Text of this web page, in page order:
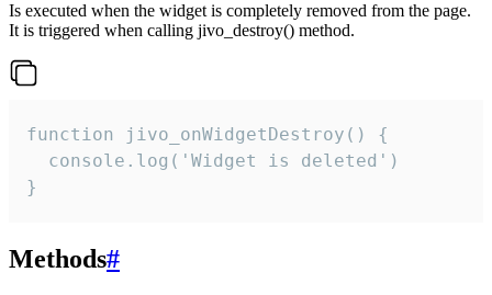
Is executed when the widget is completely removed from the page.
It is triggered when calling jivo_destroy() method.
function jivo_onWidgetDestroy() {
  console.log('Widget is deleted')
}
Methods#